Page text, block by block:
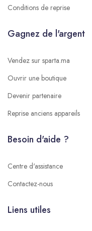
Conditions de reprise
Gagnez de l'argent
Vendez sur sparta.ma
Ouvrir une boutique
Devenir partenaire
Reprise anciens appareils
Besoin d'aide ?
Centre d'assistance
Contactez-nous
Liens utiles